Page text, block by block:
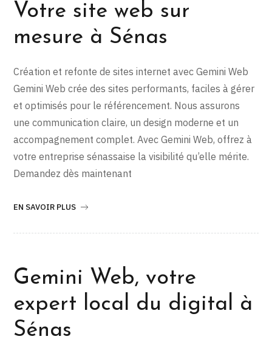
Votre site web sur
mesure à Sénas
Création et refonte de sites internet avec Gemini Web
Gemini Web crée des sites performants, faciles à gérer
et optimisés pour le référencement. Nous assurons
une communication claire, un design moderne et un
accompagnement complet. Avec Gemini Web, offrez à
votre entreprise sénassaise la visibilité qu’elle mérite.
Demandez dès maintenant
EN SAVOIR PLUS
Gemini Web, votre
expert local du digital à
Sénas